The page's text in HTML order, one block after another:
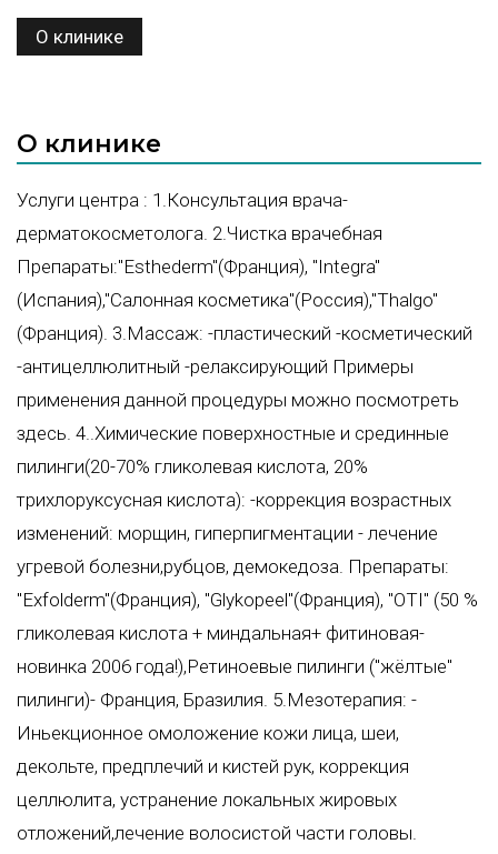
О клинике
О клинике
Услуги центра : 1.Консультация врача-
дерматокосметолога. 2.Чистка врачебная
Препараты:"Esthederm"(Франция), "Integra"
(Испания),"Салонная косметика"(Россия),"Thalgo"
(Франция). 3.Массаж: -пластический -косметический
-антицеллюлитный -релаксирующий Примеры
применения данной процедуры можно посмотреть
здесь. 4..Химические поверхностные и срединные
пилинги(20-70% гликолевая кислота, 20%
трихлоруксусная кислота): -коррекция возрастных
изменений: морщин, гиперпигментации - лечение
угревой болезни,рубцов, демокедоза. Препараты:
"Exfolderm"(Франция), "Glykopeel"(Франция), "OTI" (50 %
гликолевая кислота + миндальная+ фитиновая-
новинка 2006 года!),Ретиноевые пилинги ("жёлтые"
пилинги)- Франция, Бразилия. 5.Мезотерапия: -
Иньекционное омоложение кожи лица, шеи,
декольте, предплечий и кистей рук, коррекция
целлюлита, устранение локальных жировых
отложений,лечение волосистой части головы.